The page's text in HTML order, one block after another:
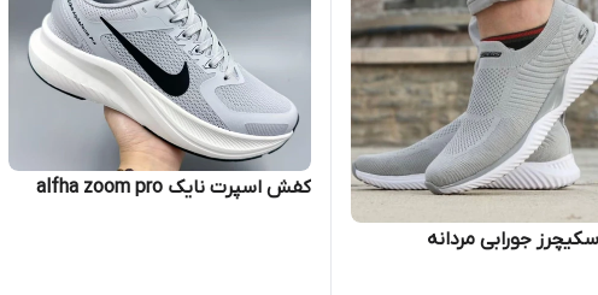
جورابی مردانه
کفش اسپرت نایک alfha zoom pro